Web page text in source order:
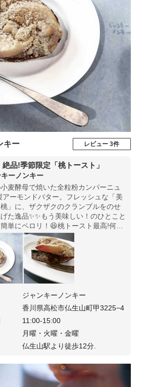
キー レビュー 3件
絶品!季節限定「桃トースト」
ーノンキー
麦酵母で焼いた全粒粉カンパーニュ
アーモンドバター。フレッシュな「美
」に、ザクザクのクランブルをのせ
た逸品✨✨もう美味しい！のひとこと
単にペロリ！😆桃トースト最高!何を
味しいジャンキーさん今年の食べ納
ました😁🍑 次は無花果かな？
ジャンキーノンキー
香川県高松市仏生山町甲3225−4
11:00-15:00
月曜・火曜・金曜
仏生山駅より徒歩12分.